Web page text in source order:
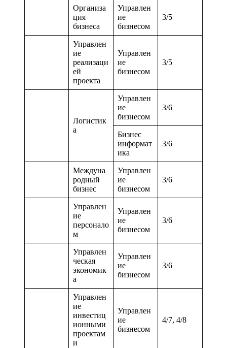
Организа
ция
бизнеса
Управлен
ие
бизнесом
3/5
Управлен
ие
реализаци
ей
проекта
Управлен
ие
бизнесом
3/5
Логистик
а
Управлен
ие
бизнесом
3/6
Бизнес
информат
ика
3/6
Междуна
родный
бизнес
Управлен
ие
бизнесом
3/6
Управлен
ие
персонало
м
Управлен
ие
бизнесом
3/6
Управлен
ческая
экономик
а
Управлен
ие
бизнесом
3/6
Управлен
ие
инвестиц
ионными
проектам
и
Управлен
ие
бизнесом
4/7, 4/8